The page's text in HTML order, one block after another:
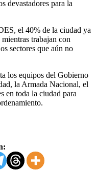
devastadores para la
el 40% de la ciudad ya
trabajan con
sectores que aún no
los equipos del Gobierno
la Armada Nacional, el
en toda la ciudad para